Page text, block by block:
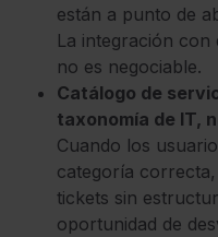
están a punto de
La integración
no es negociable.
Catálogo de
taxonomía de IT,
Cuando los
categoría
tickets sin
oportunidad de